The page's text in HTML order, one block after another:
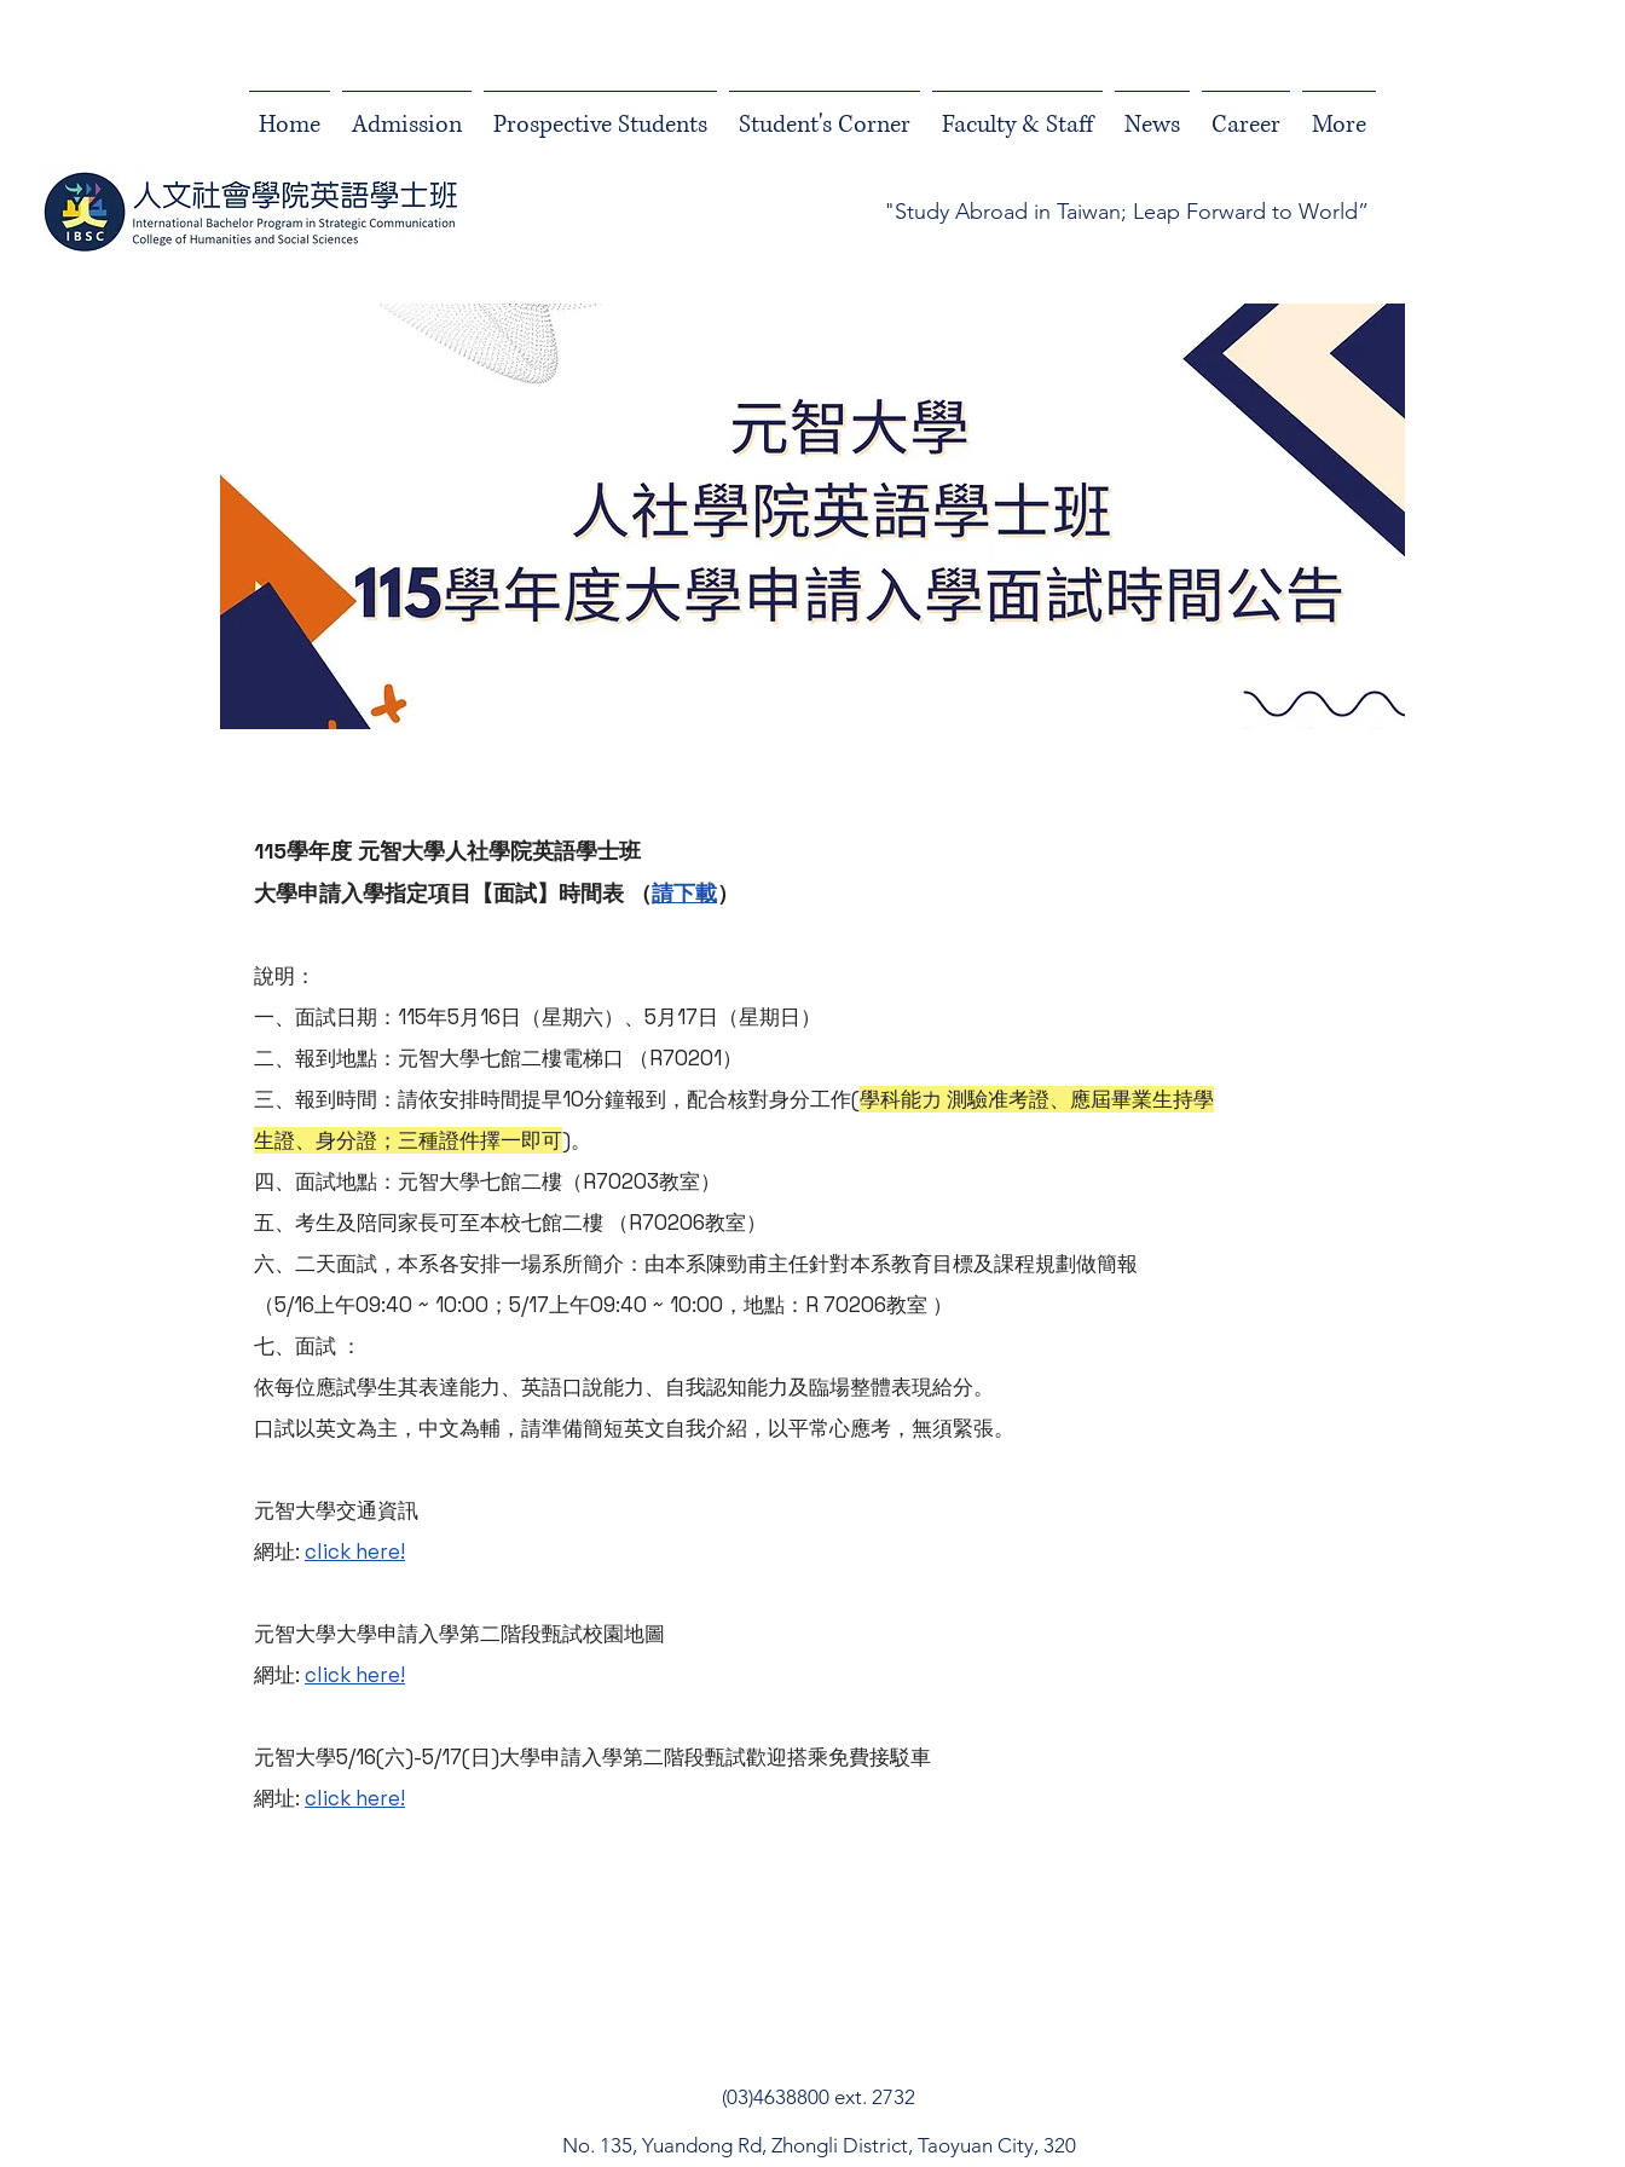
Home Admission Prospective Students Student's Corner Faculty & Staff News Career More
"Study Abroad in Taiwan; Leap Forward to World”
115學年度 元智大學人社學院英語學士班
大學申請入學指定項目【面試】時間表 （請下載）
說明：
一、面試日期：115年5月16日（星期六）、5月17日（星期日）
二、報到地點：元智大學七館二樓電梯口 （R70201）
三、報到時間：請依安排時間提早10分鐘報到，配合核對身分工作(學科能力 測驗准考證、應屆畢業生持學
生證、身分證；三種證件擇一即可)。
四、面試地點：元智大學七館二樓（R70203教室）
五、考生及陪同家長可至本校七館二樓 （R70206教室）
六、二天面試，本系各安排一場系所簡介：由本系陳勁甫主任針對本系教育目標及課程規劃做簡報
（5/16上午09:40 ~ 10:00；5/17上午09:40 ~ 10:00，地點：R 70206教室 ）
七、面試 ：
依每位應試學生其表達能力、英語口說能力、自我認知能力及臨場整體表現給分。
口試以英文為主，中文為輔，請準備簡短英文自我介紹，以平常心應考，無須緊張。
元智大學交通資訊
網址: click here!
元智大學大學申請入學第二階段甄試校園地圖
網址: click here!
元智大學5/16(六)-5/17(日)大學申請入學第二階段甄試歡迎搭乘免費接駁車
網址: click here!
(03)4638800 ext. 2732
No. 135, Yuandong Rd, Zhongli District, Taoyuan City, 320